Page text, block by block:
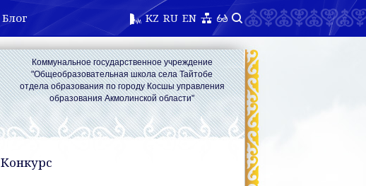
Блог EN
RU
KZ
Коммунальное государственное учреждение
"Общеобразовательная школа села Тайтобе
отдела образования по городу Косшы управления
образования Акмолинской области"
Конкурс